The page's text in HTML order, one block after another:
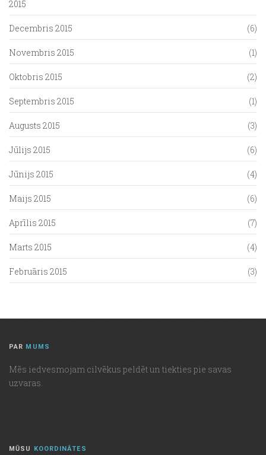
2015
Decembris 2015 (6)
Novembris 2015 (1)
Oktobris 2015 (2)
Septembris 2015 (1)
Augusts 2015 (3)
Jūlijs 2015 (6)
Jūnijs 2015 (4)
Maijs 2015 (6)
Aprīlis 2015 (7)
Marts 2015 (4)
Februāris 2015 (3)
PAR MUMS
Mēs iedvesmojam cilvēkus peldēt un tiekties pie savas
uzvaras.
MŪSU KOORDINĀTES